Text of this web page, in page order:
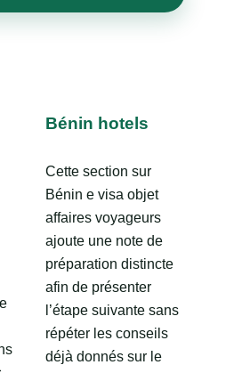
Bénin hotels
Cette section sur
Bénin e visa objet
affaires voyageurs
ajoute une note de
préparation distincte
afin de présenter
l’étape suivante sans
répéter les conseils
déjà donnés sur le